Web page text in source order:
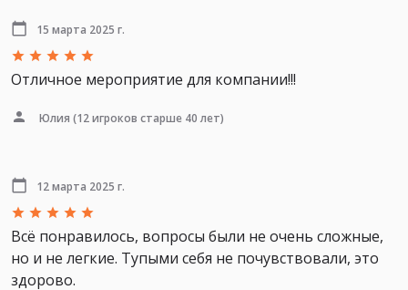
15 марта 2025 г.
Отличное мероприятие для компании!!!
Юлия (12 игроков старше 40 лет)
12 марта 2025 г.
Всё понравилось, вопросы были не очень сложные,
но и не легкие. Тупыми себя не почувствовали, это
здорово.